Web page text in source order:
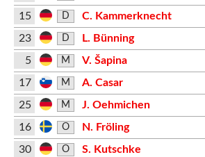
15
D C. Kammerknecht
23 D
L. Bünning
5
M V. Šapina
17 M
A. Casar
25
M
J. Oehmichen
16
O N. Fröling
30 O S. Kutschke